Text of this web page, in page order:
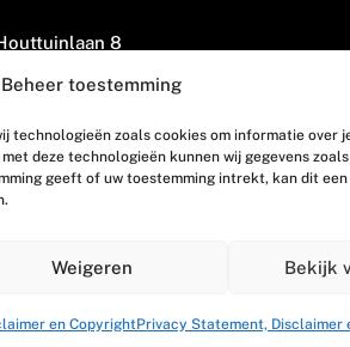
Beheer toestemming
technologieën zoals cookies om informatie over
deze technologieën kunnen wij gegevens
geeft of uw toestemming intrekt, kan dit
Weigeren Bekijk
en CopyrightPrivacy Statement, Disclaimer
8
GM Woerden
405 200
disclaimer en copyright